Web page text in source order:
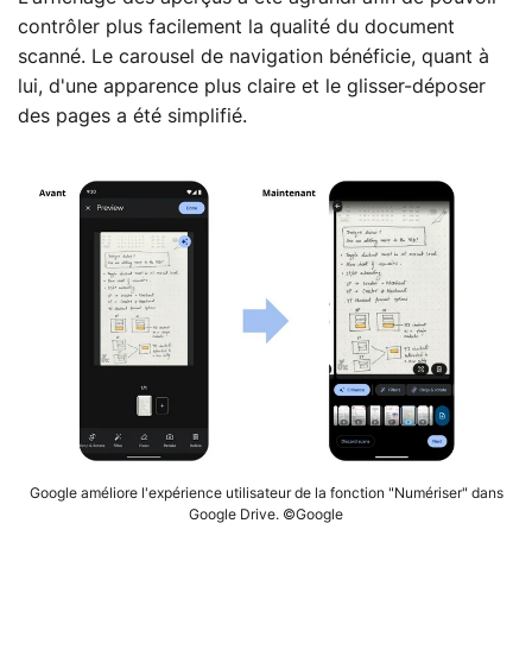
contrôler plus facilement la qualité du document
scanné. Le carousel de navigation bénéficie, quant à
lui, d'une apparence plus claire et le glisser-déposer
des pages a été simplifié.
Google améliore l'expérience utilisateur de la fonction "Numériser" dans
Google Drive. ©Google